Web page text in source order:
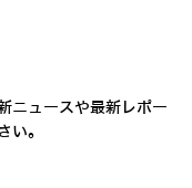
ニュースや最新レポー
い。